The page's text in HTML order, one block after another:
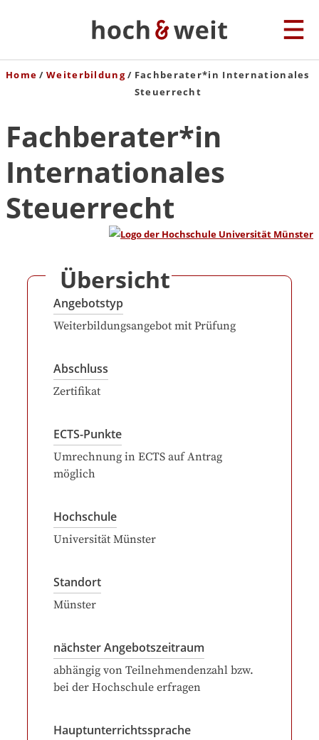
Home Weiterbildung
Fachberater*in Internationales
Steuerrecht
Fachberater*in
Internationales
Steuerrecht
Übersicht
Angebotstyp
Weiterbildungsangebot mit Prüfung
Abschluss
Zertifikat
ECTS-Punkte
Umrechnung in ECTS auf Antrag
möglich
Hochschule
Universität Münster
Standort
Münster
nächster Angebotszeitraum
abhängig von Teilnehmendenzahl bzw.
bei der Hochschule erfragen
Hauptunterrichtssprache